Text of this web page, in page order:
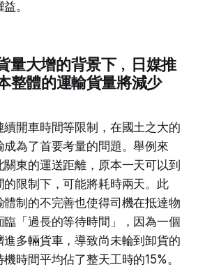
。
量大增的背景下﹐日媒推
整體的運輸貨量將減少
續開車時間等限制，在國土之大的
成為了首要考量的問題。舉例來
東的運送距離，原本一天可以到
的限制下，可能將耗時兩天。此
制的不完善也使得司機在抵達物
「過長的等待時間」，因為一個
多輛貨車，導致尚未輪到卸貨的
時間平均佔了整天工時的15%。